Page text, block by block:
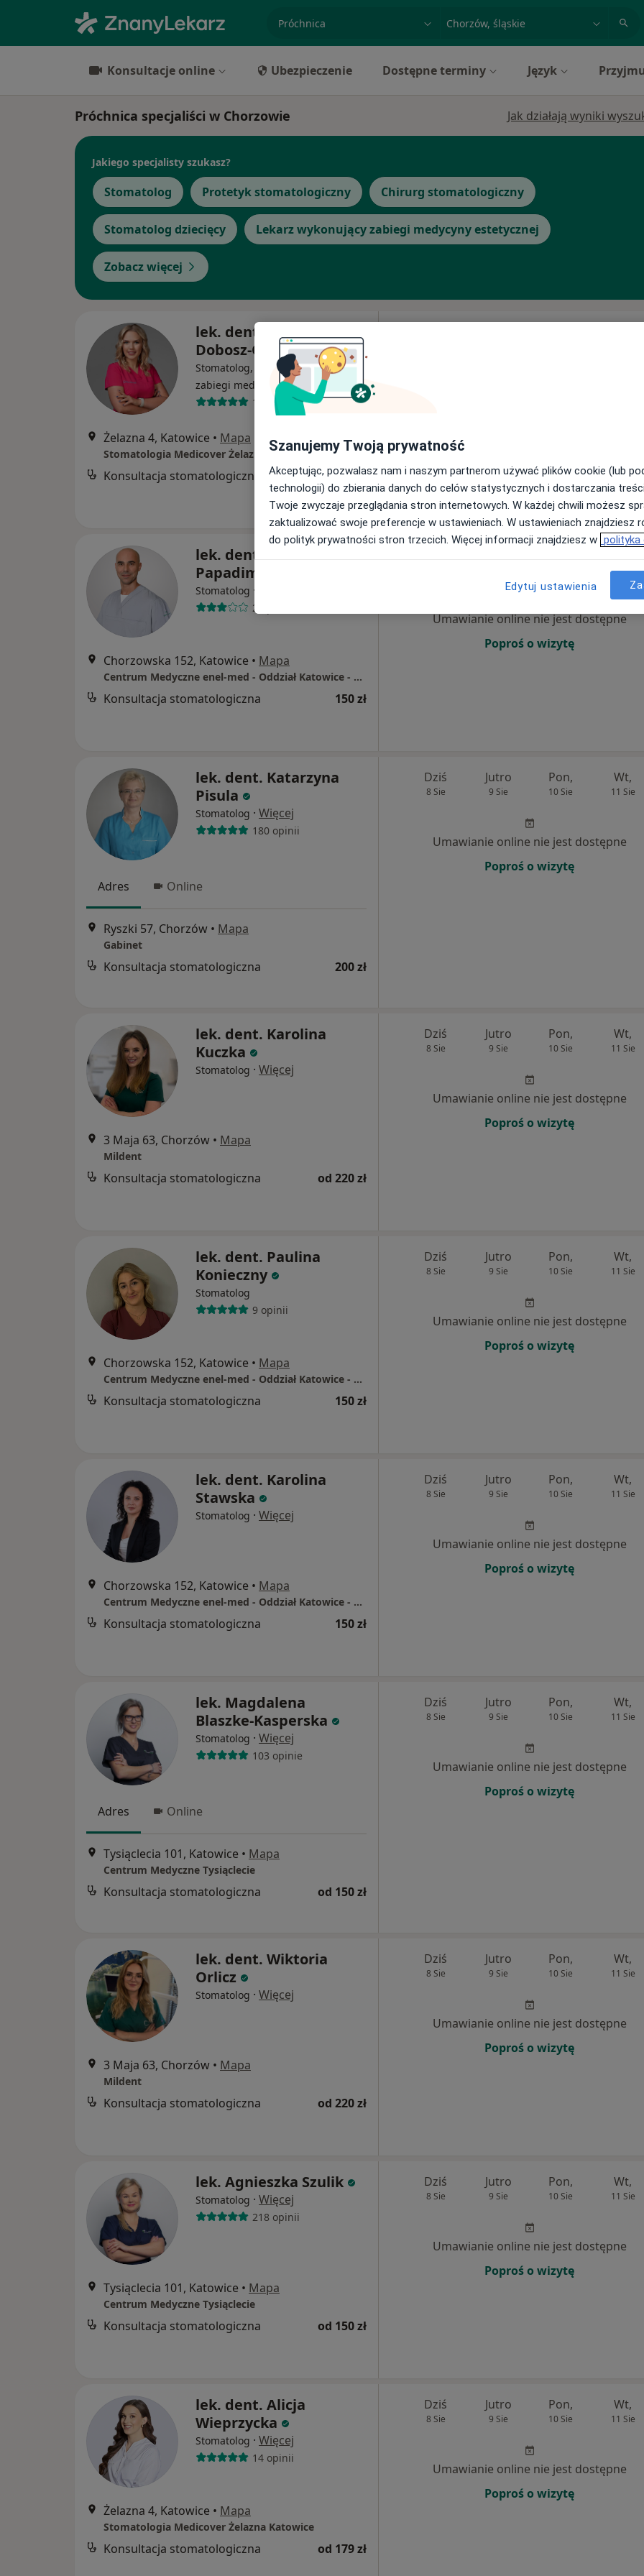
specjalizacja, badanie lub nazwiskomiasto lub dzielnica
Konsultacje online Ubezpieczenie Dostępne terminy Język
Próchnica specjaliści w Chorzowie Jak działają wyniki
Jakiego specjalisty szukasz?
Stomatolog Protetyk stomatologiczny Chirurg stomatologiczny
Stomatolog dziecięcy Lekarz wykonujący zabiegi medycyny estetycznej
Zobacz więcej
lek. dent. Aleksandra
Dobosz-Olej
Stomatolog, Lekarz wykonujący
zabiegi medycyny estetycznej
140 opinii
Żelazna 4, Katowice • Mapa
Stomatologia Medicover Żelazna Katowice
Konsultacja stomatologiczna od 179 zł
lek. dent. Wasilis
Papadimitriu
Stomatolog ·
2 opinie
Chorzowska 152, Katowice • Mapa
Centrum Medyczne enel-med - Oddział Katowice - Chorzowska
Konsultacja stomatologiczna 150 zł
11 Sie
Umawianie online nie jest dostępne
Poproś o wizytę
lek. dent. Katarzyna
Pisula
Stomatolog · Więcej
180 opinii
Adres Online
Ryszki 57, Chorzów • Mapa
Gabinet
Konsultacja stomatologiczna 200 zł
Dziś
8 Sie
Jutro
9 Sie
Pon,
10 Sie
Wt,
11 Sie
Umawianie online nie jest dostępne
Poproś o wizytę
lek. dent. Karolina
Kuczka
Stomatolog · Więcej
3 Maja 63, Chorzów • Mapa
Mildent
Konsultacja stomatologiczna od 220 zł
Dziś
8 Sie
Jutro
9 Sie
Pon,
10 Sie
Wt,
11 Sie
Umawianie online nie jest dostępne
Poproś o wizytę
lek. dent. Paulina
Konieczny
Stomatolog
9 opinii
Chorzowska 152, Katowice • Mapa
Centrum Medyczne enel-med - Oddział Katowice - Chorzowska
Konsultacja stomatologiczna 150 zł
Dziś
8 Sie
Jutro
9 Sie
Pon,
10 Sie
Wt,
11 Sie
Umawianie online nie jest dostępne
Poproś o wizytę
lek. dent. Karolina
Stawska
Stomatolog · Więcej
Chorzowska 152, Katowice • Mapa
Centrum Medyczne enel-med - Oddział Katowice - Chorzowska
Konsultacja stomatologiczna 150 zł
Dziś
8 Sie
Jutro
9 Sie
Pon,
10 Sie
Wt,
11 Sie
Umawianie online nie jest dostępne
Poproś o wizytę
lek. Magdalena
Blaszke-Kasperska
Stomatolog · Więcej
103 opinie
Adres Online
Tysiąclecia 101, Katowice • Mapa
Centrum Medyczne Tysiąclecie
Konsultacja stomatologiczna od 150 zł
Dziś
8 Sie
Jutro
9 Sie
Pon,
10 Sie
Wt,
11 Sie
Umawianie online nie jest dostępne
Poproś o wizytę
lek. dent. Wiktoria
Orlicz
Stomatolog · Więcej
3 Maja 63, Chorzów • Mapa
Mildent
Konsultacja stomatologiczna od 220 zł
Dziś
8 Sie
Jutro
9 Sie
Pon,
10 Sie
Wt,
11 Sie
Umawianie online nie jest dostępne
Poproś o wizytę
lek. Agnieszka Szulik
Stomatolog · Więcej
218 opinii
Tysiąclecia 101, Katowice • Mapa
Centrum Medyczne Tysiąclecie
Konsultacja stomatologiczna od 150 zł
Dziś
8 Sie
Jutro
9 Sie
Pon,
10 Sie
Wt,
11 Sie
Umawianie online nie jest dostępne
Poproś o wizytę
lek. dent. Alicja
Wieprzycka
Stomatolog · Więcej
14 opinii
Żelazna 4, Katowice • Mapa
Stomatologia Medicover Żelazna Katowice
Konsultacja stomatologiczna od 179 zł
Dziś
8 Sie
Jutro
9 Sie
Pon,
10 Sie
Wt,
11 Sie
Umawianie online nie jest dostępne
Poproś o wizytę
Szanujemy Twoją prywatność
Akceptując, pozwalasz nam i naszym partnerom używać plików cookie (lub
technologii) do zbierania danych do celów statystycznych i dostarczania
Twoje zwyczaje przeglądania stron internetowych. W każdej chwili możesz
zaktualizować swoje preferencje w ustawieniach. W ustawieniach znajdziesz
do polityk prywatności stron trzecich. Więcej informacji znajdziesz w polityka
Edytuj ustawienia